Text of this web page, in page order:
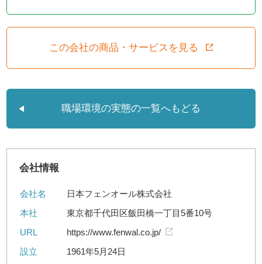
この会社の商品・サービスを見る
職場環境の実態の一覧へもどる
会社情報
会社名
日本フェンオール株式会社
本社
東京都千代田区飯田橋一丁目5番10号
URL
https://www.fenwal.co.jp/
設立
1961年5月24日